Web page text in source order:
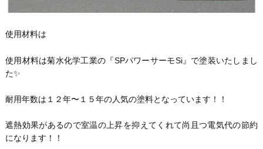
使用材料は
使用材料は菊水化学工業の『SPパワーサーモSi』で塗装いたしまし
た✨
耐用年数は１２年〜１５年の人気の塗料となっています！！
遮熱効果があるので室温の上昇を抑えてくれて尚且つ電気代の節約
になります！！